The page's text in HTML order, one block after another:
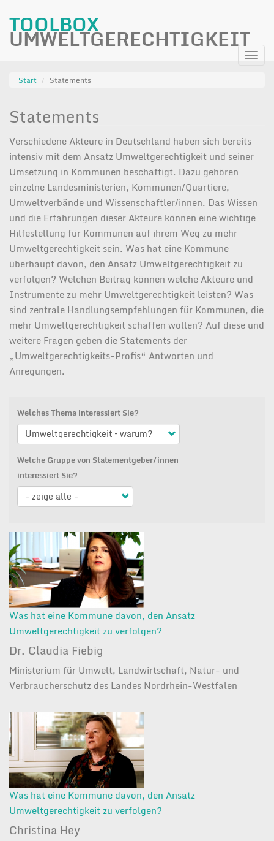
Direkt
Inhalt
TOOLBOX
UMWELTGERECHTIGKEIT
Start Statements
Statements
Verschiedene Akteure in Deutschland haben sich bereits
intensiv mit dem Ansatz Umweltgerechtigkeit und seiner
Umsetzung in Kommunen beschäftigt. Dazu gehören
einzelne Landesministerien, Kommunen/Quartiere,
Umweltverbände und Wissenschaftler/innen. Das Wissen
und die Erfahrungen dieser Akteure können eine wichtige
Hilfestellung für Kommunen auf ihrem Weg zu mehr
Umweltgerechtigkeit sein. Was hat eine Kommune
überhaupt davon, den Ansatz Umweltgerechtigkeit zu
verfolgen? Welchen Beitrag können welche Akteure und
Instrumente zu mehr Umweltgerechtigkeit leisten? Was
sind zentrale Handlungsempfehlungen für Kommunen, die
mehr Umweltgerechtigkeit schaffen wollen? Auf diese und
weitere Fragen geben die Statements der
„Umweltgerechtigkeits-Profis“ Antworten und
Anregungen.
Welches Thema interessiert Sie?
Welche Gruppe von Statementgeber/innen
interessiert Sie?
Was hat eine Kommune davon, den Ansatz
Umweltgerechtigkeit zu verfolgen?
Dr. Claudia Fiebig
Ministerium für Umwelt, Landwirtschaft, Natur- und
Verbraucherschutz des Landes Nordrhein-Westfalen
Was hat eine Kommune davon, den Ansatz
Umweltgerechtigkeit zu verfolgen?
Christina Hey